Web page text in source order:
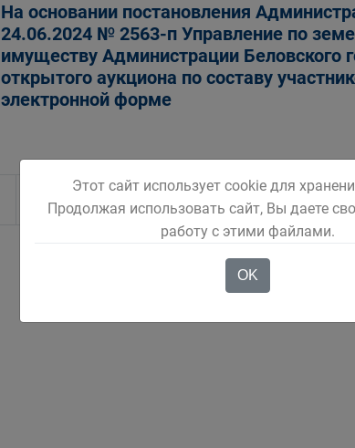
На основании постановления
24.06.2024 № 2563-п Управление по
имуществу Администрации Беловского
открытого аукциона по составу
электронной форме
1 2 3 4 5
Этот сайт использует cookie для
Продолжая использовать сайт, Вы даете
работу с этими файлами.
OK